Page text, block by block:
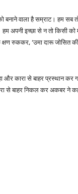
बनाने वाला है सम्राट। हम
अपनी इच्छा से न तो किसी
रुककर, ‘उमा दारू जोसित
और कारा से बाहर प्रस्थान
से बाहर निकल कर अकबर ने